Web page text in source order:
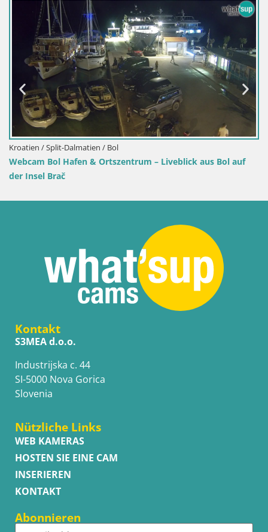
Kroatien / Split-Dalmatien / Bol
Webcam Bol Hafen – Liveblick auf Bol Riva & Marina
Kontakt
S3MEA d.o.o.
Industrijska c. 44
SI-5000 Nova Gorica
Slovenia
Nützliche Links
WEB KAMERAS
HOSTEN SIE EINE CAM
INSERIEREN
KONTAKT
Abonnieren